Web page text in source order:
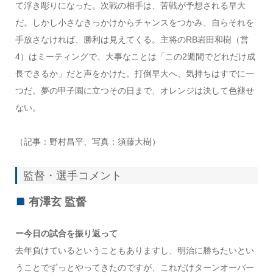
て浮き彫りになった。次戦の相手は、苦戦が予想される早大
だ。しかし小さなきっかけからチャンスをつかみ、自らそれを
手放さなければ、勝利は見えてくる。主将のRB岩田和樹（営
4）はミーティングで、大事なことは「この2週間でどれだけ成
長できるか」だと声をかけた。打倒早大へ、気持ちはすでに一
つだ。夢の甲子園に立つその日まで、オレンジは決して色褪せ
ない。
（記事：野村昌平、写真：須藤大樹）
監督・選手コメント
有澤玄 監督
ー今日の試合を振り返って
去年負けているということもありますし、明治に勝ちたいとい
うことでずっとやってきたのですが、これだけターンオーバー